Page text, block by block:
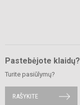
Pastebėjote klaidų?
Turite pasiūlymų?
RAŠYKITE